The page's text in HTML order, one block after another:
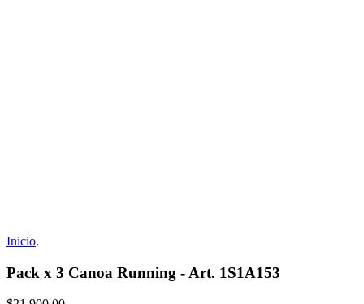
Inicio.
Pack x 3 Canoa Running - Art. 1S1A153